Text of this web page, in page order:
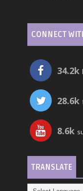
CONNECT
34.2k
28.6k
8.6k
TRANSLATE